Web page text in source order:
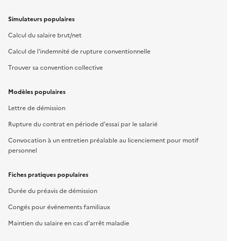
Simulateurs populaires
Calcul du salaire brut/net
Calcul de l'indemnité de rupture conventionnelle
Trouver sa convention collective
Modèles populaires
Lettre de démission
Rupture du contrat en période d'essai par le salarié
Convocation à un entretien préalable au licenciement pour motif
personnel
Fiches pratiques populaires
Durée du préavis de démission
Congés pour événements familiaux
Maintien du salaire en cas d'arrêt maladie